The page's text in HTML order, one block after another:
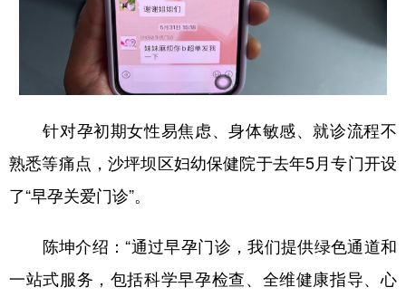
针对孕初期女性易焦虑、身体敏感、就诊流程不
熟悉等痛点，沙坪坝区妇幼保健院于去年5月专门开设
了“早孕关爱门诊”。
陈坤介绍：“通过早孕门诊，我们提供绿色通道和
一站式服务，包括科学早孕检查、全维健康指导、心